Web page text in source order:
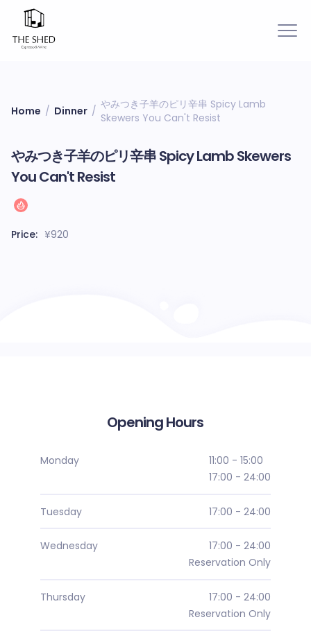
Home / Dinner / やみつき子羊のピリ辛串 Spicy Lamb
Skewers You Can't Resist
やみつき子羊のピリ辛串 Spicy Lamb Skewers
You Can't Resist
Price: ¥920
Opening Hours
Monday
11:00 - 15:00
17:00 - 24:00
Tuesday 17:00 - 24:00
Wednesday
17:00 - 24:00
Reservation Only
Thursday
17:00 - 24:00
Reservation Only